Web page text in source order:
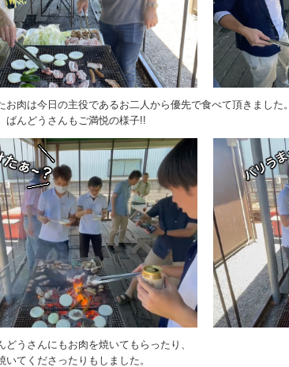
お肉は今日の主役であるお二人から優先で食べて頂きました。
ばんどうさんもご満悦の様子!!
どうさんにもお肉を焼いてもらったり、
いてくださったりもしました。